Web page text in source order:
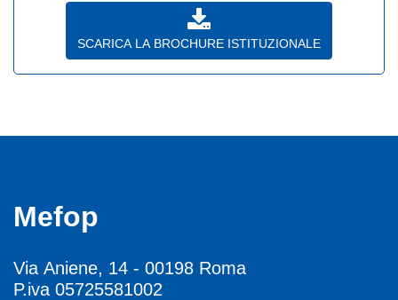
SCARICA LA BROCHURE ISTITUZIONALE
Mefop
Via Aniene, 14 - 00198 Roma
P.iva 05725581002